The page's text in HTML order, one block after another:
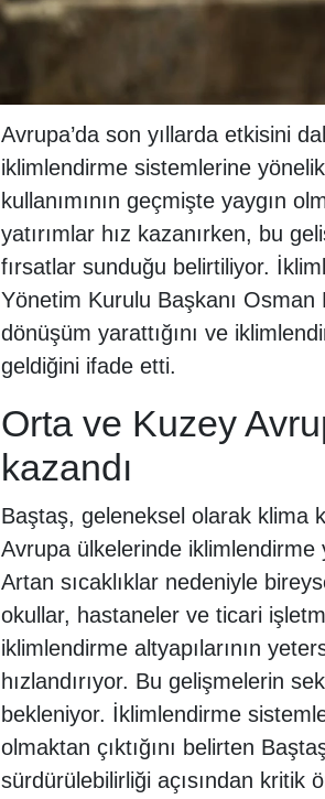
Avrupa’da son yıllarda etkisini
iklimlendirme sistemlerine
kullanımının geçmişte yaygın
yatırımlar hız kazanırken, bu
fırsatlar sunduğu belirtiliyor.
Yönetim Kurulu Başkanı Osman
dönüşüm yarattığını ve
geldiğini ifade etti.
Orta ve Kuzey
kazandı
Baştaş, geleneksel olarak klima
Avrupa ülkelerinde iklimlendirme
Artan sıcaklıklar nedeniyle
okullar, hastaneler ve ticari
iklimlendirme altyapılarının
hızlandırıyor. Bu gelişmelerin
bekleniyor. İklimlendirme
olmaktan çıktığını belirten
sürdürülebilirliği açısından kritik